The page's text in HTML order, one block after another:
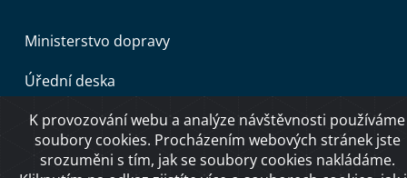
Ministerstvo dopravy
Úřední deska
Copyright © 2026 Ministerstvo dopravy ČR
K provozování webu a analýze návštěvnosti používáme
soubory cookies. Procházením webových stránek jste
srozuměni s tím, jak se soubory cookies nakládáme.